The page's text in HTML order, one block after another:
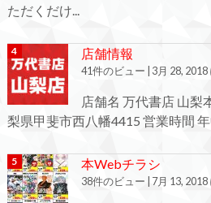
ただくだけ...
店舗情報
41件のビュー 3月 28,
店舗名 万代書店 山梨
梨県甲斐市西八幡4415 営業時間
本Webチラシ
38件のビュー 7月 13,